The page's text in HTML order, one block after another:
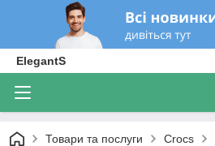
ElegantS
Товари та послуги Crocs